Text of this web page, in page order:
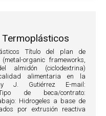
Título del plan de
organic frameworks,
almidón (ciclodextrina)
alimentaria en la
J. Gutiérrez E-mail:
Tipo de beca/contrato:
Hidrogeles a base de
por extrusión reactiva